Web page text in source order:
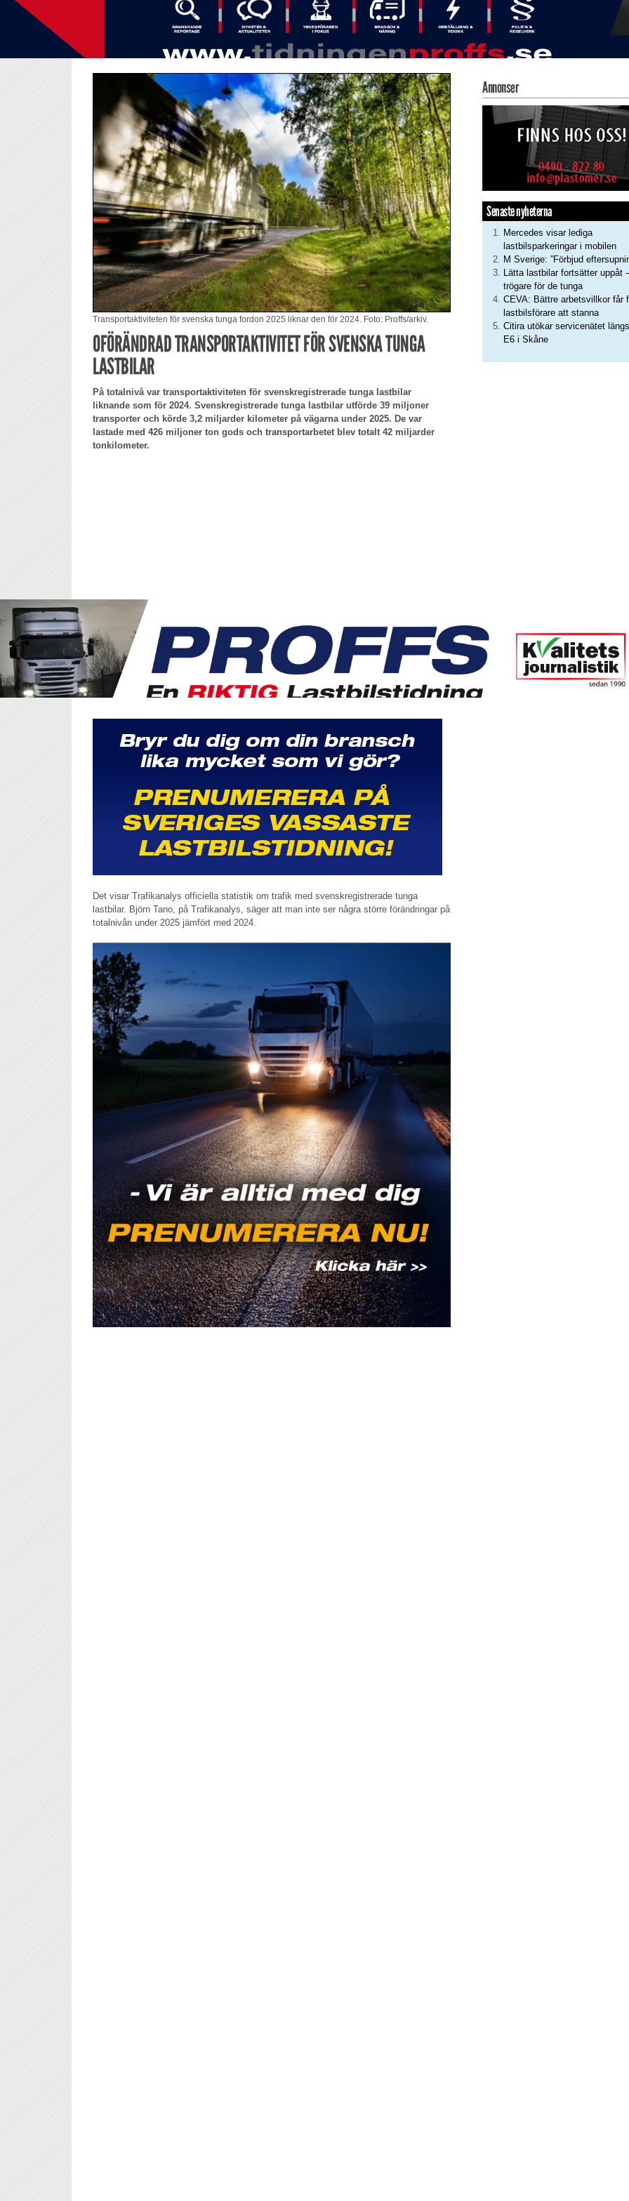
Transportaktiviteten för svenska tunga fordon 2025 liknar den för 2024. Foto: Proffs/arkiv.
OFÖRÄNDRAD TRANSPORTAKTIVITET FÖR SVENSKA TUNGA
LASTBILAR
På totalnivå var transportaktiviteten för svenskregistrerade tunga lastbilar
liknande som för 2024. Svenskregistrerade tunga lastbilar utförde 39 miljoner
transporter och körde 3,2 miljarder kilometer på vägarna under 2025. De var
lastade med 426 miljoner ton gods och transportarbetet blev totalt 42 miljarder
tonkilometer.
Det visar Trafikanalys officiella statistik om trafik med svenskregistrerade tunga
lastbilar. Björn Tano, på Trafikanalys, säger att man inte ser några större förändringar på
totalnivån under 2025 jämfört med 2024.
Annonser
Senaste nyheterna
Mercedes visar lediga
lastbilsparkeringar i mobilen
M Sverige: ”Förbjud
Lätta lastbilar fortsätter uppåt
trögare för de tunga
CEVA: Bättre arbetsvillkor får
lastbilsförare att stanna
Citira utökar servicenätet längs
E6 i Skåne